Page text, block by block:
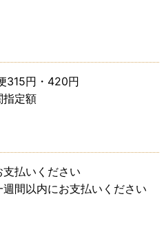
315円・420円
定額
支払いください
週間以内にお支払いください